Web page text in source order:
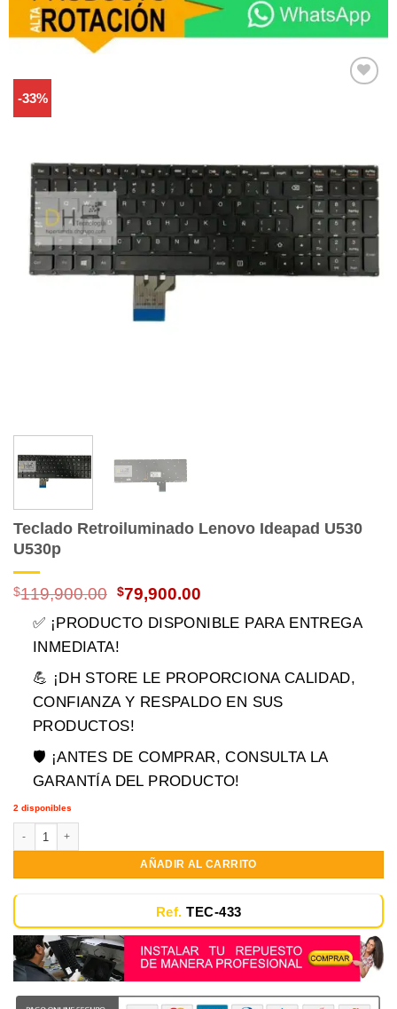
-33%
Teclado Retroiluminado Lenovo Ideapad U530
U530p
$119,900.00 El
original
era:
$79,900.00El
actual
✅ ¡PRODUCTO DISPONIBLE PARA ENTREGA
INMEDIATA!
💪 ¡DH STORE LE PROPORCIONA CALIDAD,
CONFIANZA Y RESPALDO EN SUS
PRODUCTOS!
🛡️ ¡ANTES DE COMPRAR, CONSULTA LA
GARANTÍA DEL PRODUCTO!
2 disponibles
AÑADIR AL CARRITO
Ref. TEC-433